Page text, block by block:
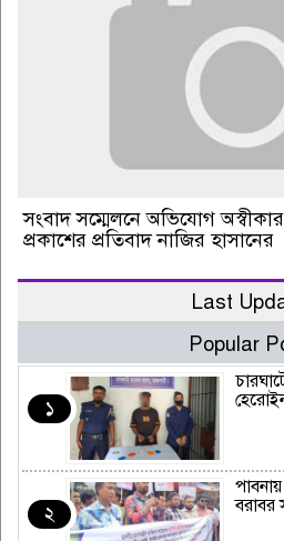
সংবাদ সম্মেলনে অভিযোগ
প্রকাশের প্রতিবাদ নাজির হাসানের
Last
Popular
১
২
বরাবর